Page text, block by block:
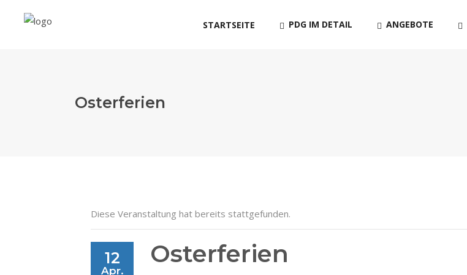
STARTSEITE PDG IM DETAIL ANGEBOTE
Osterferien
Diese Veranstaltung hat bereits stattgefunden.
12
Apr.
Osterferien